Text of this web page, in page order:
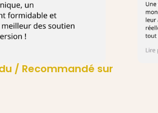
/ Recommandé sur